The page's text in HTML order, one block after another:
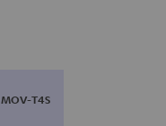
MOV-T4S